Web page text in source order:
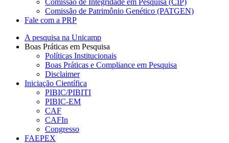
Comissão de Patrimônio Genético (PATGEN)
Fale com a PRP
A pesquisa na Unicamp
Boas Práticas em Pesquisa
Políticas Institucionais
Boas Práticas e Compliance em Pesquisa
Disclaimer
Iniciação Científica
PIBIC/PIBITI
PIBIC-EM
CAF
CAFIn
Congresso
FAEPEX